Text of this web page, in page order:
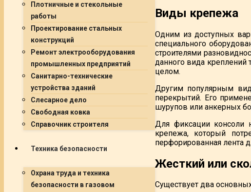
Плотничные и стекольные
работы
Проектирование стальных
конструкций
Ремонт электрооборудования
промышленных предприятий
Санитарно-технические
устройства зданий
Слесарное дело
Свободная ковка
Справочник строителя
Техника безопасности
Охрана труда и техника
безопасности в газовом
Виды крепежа
Одним из доступных
специального
строителями
данного вида креплений
целом.
Другим популярным
перекрытий. Его
шурупов или анкерных
Для фиксации консоли
крепежа, который
перфорированная лента
Жесткий или
Существует два